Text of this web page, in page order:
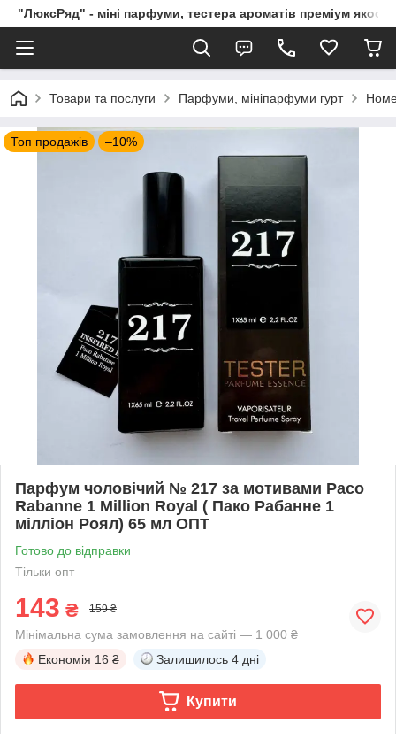
"ЛюксРяд" - міні парфуми, тестера ароматів преміум
Товари та послуги Парфуми, мініпарфуми гурт
Топ продажів –10%
Парфум чоловічий № 217 за мотивами Paco
Rabanne 1 Million Royal ( Пако Рабанне 1
мілліон Роял) 65 мл ОПТ
Готово до відправки
Тільки опт
143 ₴ 159 ₴
Мінімальна сума замовлення на сайті — 1 000 ₴
Економія 16 ₴ Залишилось 4 дні
Купити